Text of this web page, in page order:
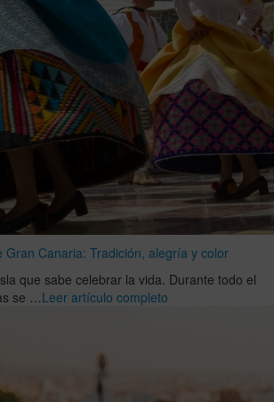
Gran Canaria: Tradición, alegría y color
que sabe celebrar la vida. Durante todo el
se …Leer artículo completo